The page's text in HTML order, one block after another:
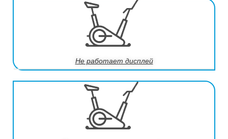
Не работает дисплей